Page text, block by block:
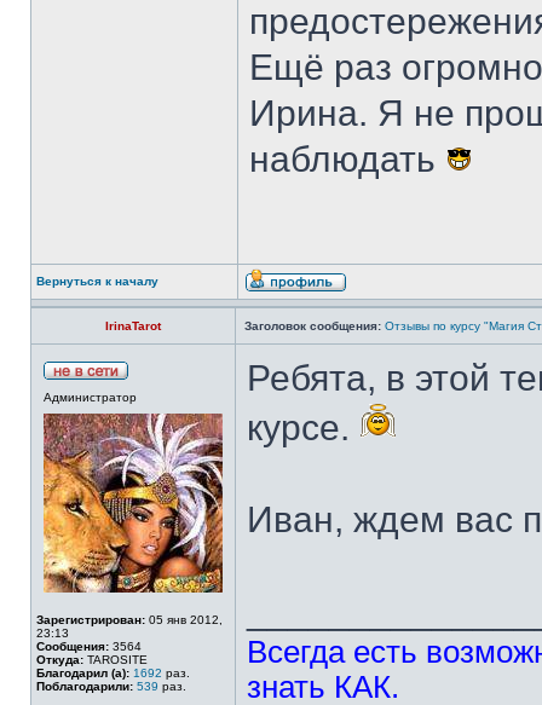
Ещё раз
Ирина. Я не
наблюдать
Вернуться к началу
IrinaTarot Заголовок сообщения: Отзывы по курсу "Магия
Администратор
Зарегистрирован: 05 янв 2012,
23:13
Сообщения: 3564
Откуда: TAROSITE
Благодарил (а): 1692 раз.
Поблагодарили: 539 раз.
Ребята, в этой
курсе.
Иван, ждем вас
Всегда есть
знать КАК.